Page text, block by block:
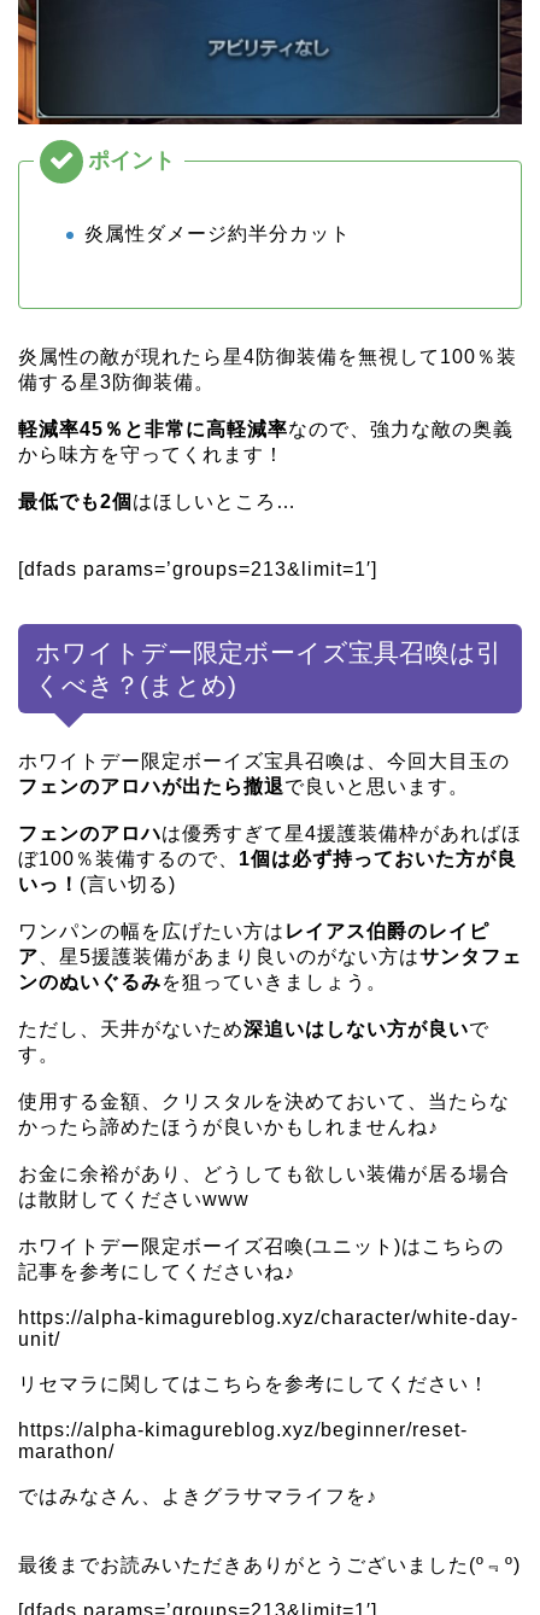
炎属性ダメージ約半分カット
炎属性の敵が現れたら星4防御装備を無視して100％装
備する星3防御装備。
軽減率45％と非常に高軽減率なので、強力な敵の奥義
から味方を守ってくれます！
最低でも2個 はほしいところ…
[dfads params=’groups=213&limit=1′]
ホワイトデー限定ボーイズ宝具召喚は引
くべき？(まとめ)
ホワイトデー限定ボーイズ宝具召喚は、今回大目玉の
フェンのアロハが出たら撤退で良いと思います。
フェンのアロハは優秀すぎて星4援護装備枠があればほ
ぼ100％装備するので、 1個は必ず持っておいた方が良
いっ！ (言い切る)
ワンパンの幅を広げたい方は レイアス伯爵のレイピ
ア、星5援護装備があまり良いのがない方はサンタフェ
ンのぬいぐるみを狙っていきましょう。
ただし、天井がないため深追いはしない方が良いで
す。
使用する金額、クリスタルを決めておいて、当たらな
かったら諦めたほうが良いかもしれませんね♪
お金に余裕があり、どうしても欲しい装備が居る場合
は散財してくださいwww
ホワイトデー限定ボーイズ召喚(ユニット)はこちらの
記事を参考にしてくださいね♪
https://alpha-kimagureblog.xyz/character/white-day-
unit/
リセマラに関してはこちらを参考にしてください！
https://alpha-kimagureblog.xyz/beginner/reset-
marathon/
ではみなさん、よきグラサマライフを♪
最後までお読みいただきありがとうございました(º﹃º)